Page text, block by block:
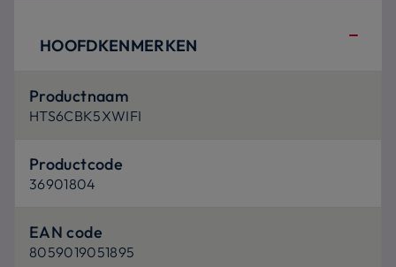
HOOFDKENMERKEN
Productnaam
HTS6CBK5XWIFI
Productcode
36901804
EAN code
8059019051895